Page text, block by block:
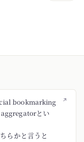
↗
bookmarking
とい
らかと言うと